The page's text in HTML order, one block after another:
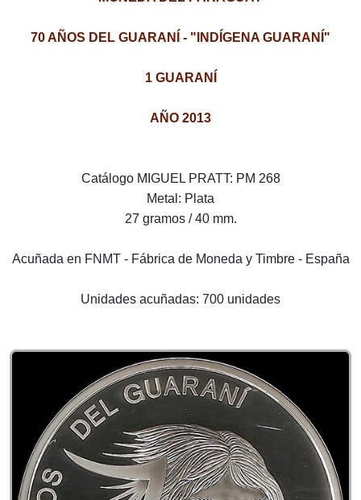
70 AÑOS DEL GUARANÍ - "INDÍGENA GUARANÍ"
1 GUARANÍ
AÑO 2013
Catálogo MIGUEL PRATT: PM 268
Metal: Plata
27 gramos / 40 mm.
Acuñada en FNMT - Fábrica de Moneda y Timbre - España
Unidades acuñadas: 700 unidades